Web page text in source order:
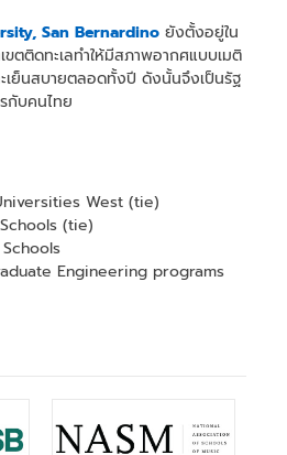
San Bernardino ยังตั้งอยู่ใน
ตติดทะเลทำให้มีสภาพอากศแบบเมติ
เย็นสบายตลอดทั้งปี ดังนั้นจึงเป็นรัฐ
กับคนไทย
West (tie)
(tie)
Engineering programs